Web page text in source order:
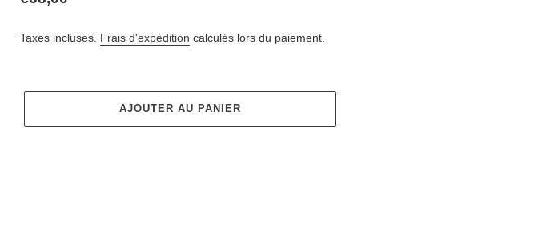
Taxes incluses. Frais d'expédition calculés lors du paiement.
AJOUTER AU PANIER